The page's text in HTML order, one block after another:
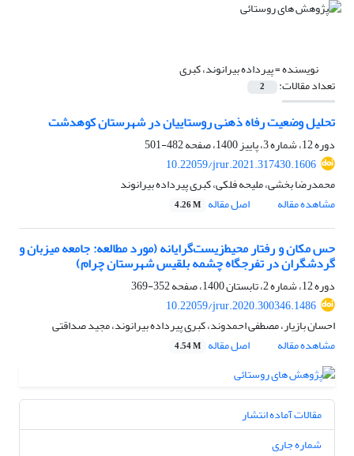
نویسنده =پیرداده بیرانوند، کبری
تعداد مقالات: 2
تحلیل وضعیت رفاه ذهنی روستاییان در شهرستان کوهدشت
دوره 12، شماره 3، پاییز 1400، صفحه
482-501
10.22059/jrur.2021.317430.1606
محمدرضا بخشی، ملیحه فلکی، کبری پیرداده بیرانوند
مشاهده مقاله
اصل مقاله 4.26 M
حس مکان و رفتار محیط‌زیست‌گرایانه (مورد مطالعه: جامعه میزبان و
گردشگران در تفرجگاه چشمه بلقیس شهرستان چرام)
دوره 12، شماره 2، تابستان 1400، صفحه
352-369
10.22059/jrur.2020.300346.1486
احسان بازیار، مصطفی احمدوند، کبری پیرداده بیرانوند، مجید صداقتی
مشاهده مقاله
اصل مقاله 4.54 M
مقالات آماده انتشار
شماره جاری